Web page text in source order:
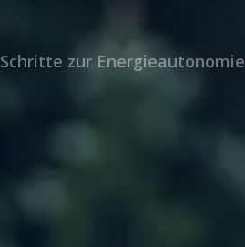
Schritte zur Energieautonomie